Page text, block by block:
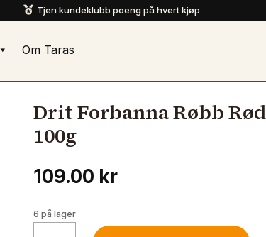
 Tjen kundeklubb poeng på hvert kjøp
Om Taras
Drit Forbanna Røbb
100g
109.00 kr
6 på lager